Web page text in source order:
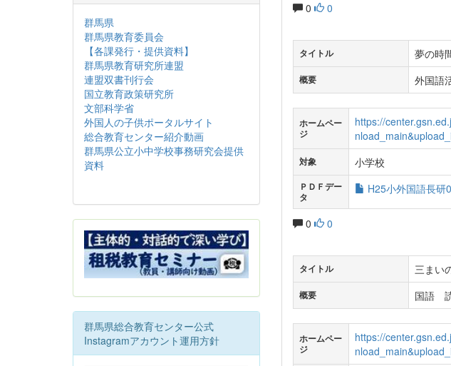
0 0
タイトル 夢の時
概要 外国
ホームペー
ジ
https://
対象 小学校
ＰＤＦデー
タ
H25小外国語長研
0 0
タイトル 三まい
概要 国語
ホームペー
ジ
https://
群馬県
群馬県教育委員会
【各課発行・提供資料】
群馬県教育研究所連盟
連盟双書刊行会
国立教育政策研究所
文部科学省
外国人の子供ポータルサイト
総合教育センター紹介動画
群馬県公立小中学校事務研究会提供
資料
群馬県総合教育センター公式
Instagramアカウント運用方針